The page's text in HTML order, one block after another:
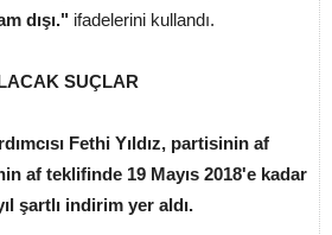
dışı." ifadelerini kullandı.
SUÇLAR
Fethi Yıldız, partisinin af
af teklifinde 19 Mayıs 2018'e kadar
şartlı indirim yer aldı.